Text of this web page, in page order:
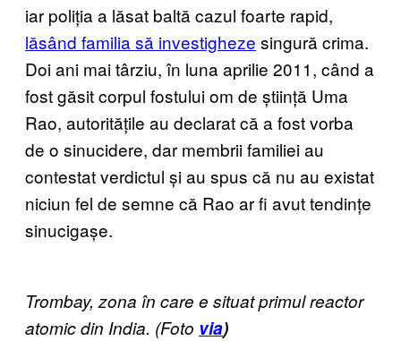
iar poliția a lăsat baltă cazul foarte rapid,
lăsând familia să investigheze singură crima.
Doi ani mai târziu, în luna aprilie 2011, când a
fost găsit corpul fostului om de știință Uma
Rao, autoritățile au declarat că a fost vorba
de o sinucidere, dar membrii familiei au
contestat verdictul și au spus că nu au existat
niciun fel de semne că Rao ar fi avut tendințe
sinucigașe.
Trombay, zona în care e situat primul reactor
atomic din India. (Foto via)